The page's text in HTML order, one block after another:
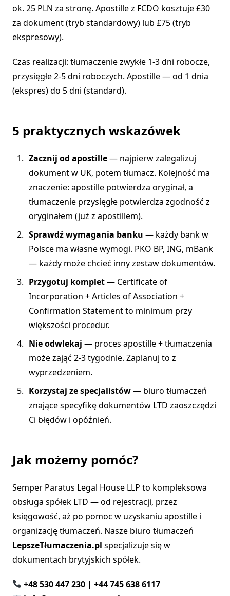
ok. 25 PLN za stronę. Apostille z FCDO kosztuje £30
za dokument (tryb standardowy) lub £75 (tryb
ekspresowy).
Czas realizacji: tłumaczenie zwykłe 1-3 dni robocze,
przysięgłe 2-5 dni roboczych. Apostille — od 1 dnia
(ekspres) do 5 dni (standard).
5 praktycznych wskazówek
Zacznij od apostille— najpierw zalegalizuj
dokument w UK, potem tłumacz. Kolejność ma
znaczenie: apostille potwierdza oryginał, a
tłumaczenie przysięgłe potwierdza zgodność z
oryginałem (już z apostillem).
Sprawdź wymagania banku — każdy bank w
Polsce ma własne wymogi. PKO BP, ING, mBank
— każdy może chcieć inny zestaw dokumentów.
Przygotuj komplet— Certificate of
Incorporation + Articles of Association +
Confirmation Statement to minimum przy
większości procedur.
Nie odwlekaj — proces apostille + tłumaczenia
może zająć 2-3 tygodnie. Zaplanuj to z
wyprzedzeniem.
Korzystaj ze specjalistów— biuro tłumaczeń
znające specyfikę dokumentów LTD zaoszczędzi
Ci błędów i opóźnień.
Jak możemy pomóc?
Semper Paratus Legal House LLP to kompleksowa
obsługa spółek LTD — od rejestracji, przez
księgowość, aż po pomoc w uzyskaniu apostille i
organizację tłumaczeń. Nasze biuro tłumaczeń
LepszeTłumaczenia.pl specjalizuje się w
dokumentach brytyjskich spółek.
+48 530 447 230 |+44 745 638 6117